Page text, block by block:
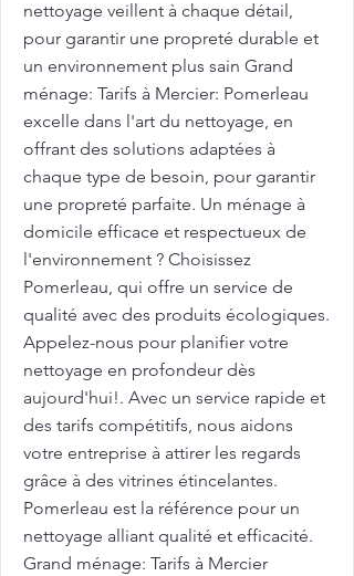
nettoyage veillent à chaque détail,
pour garantir une propreté durable et
un environnement plus sain Grand
ménage: Tarifs à Mercier: Pomerleau
excelle dans l'art du nettoyage, en
offrant des solutions adaptées à
chaque type de besoin, pour garantir
une propreté parfaite. Un ménage à
domicile efficace et respectueux de
l'environnement ? Choisissez
Pomerleau, qui offre un service de
qualité avec des produits écologiques.
Appelez-nous pour planifier votre
nettoyage en profondeur dès
aujourd'hui!. Avec un service rapide et
des tarifs compétitifs, nous aidons
votre entreprise à attirer les regards
grâce à des vitrines étincelantes.
Pomerleau est la référence pour un
nettoyage alliant qualité et efficacité.
Grand ménage: Tarifs à Mercier